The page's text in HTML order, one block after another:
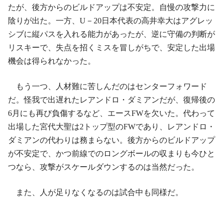
たが、後方からのビルドアップは不安定。自慢の攻撃力に
陰りが出た。一方、U－20日本代表の高井幸大はアグレッ
シブに縦パスを入れる能力があったが、逆に守備の判断が
リスキーで、失点を招くミスを冒しがちで、安定した出場
機会は得られなかった。
もう一つ、人材難に苦しんだのはセンターフォワード
だ。怪我で出遅れたレアンドロ・ダミアンだが、復帰後の
6月にも再び負傷するなど、エースFWを欠いた。代わって
出場した宮代大聖は2トップ型のFWであり、レアンドロ・
ダミアンの代わりは務まらない。後方からのビルドアップ
が不安定で、かつ前線でのロングボールの収まりも今ひと
つなら、攻撃がスケールダウンするのは当然だった。
また、人が足りなくなるのは試合中も同様だ。